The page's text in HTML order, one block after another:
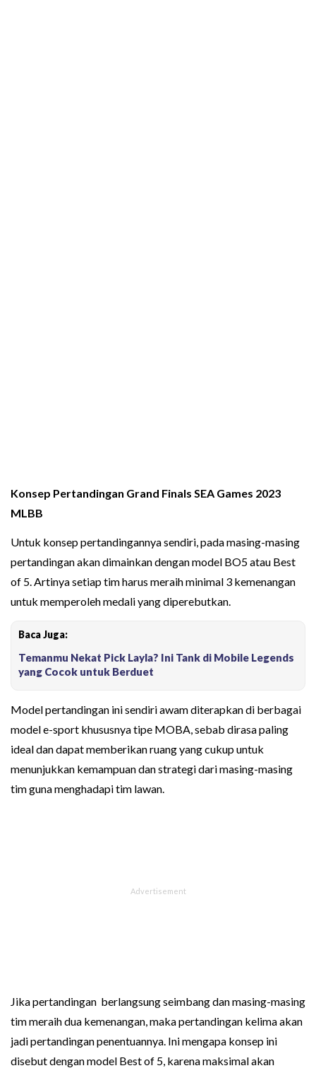
Konsep Pertandingan Grand Finals SEA Games 2023
MLBB
Untuk konsep pertandingannya sendiri, pada masing-masing
pertandingan akan dimainkan dengan model BO5 atau Best
of 5. Artinya setiap tim harus meraih minimal 3 kemenangan
untuk memperoleh medali yang diperebutkan.
Baca Juga:
Temanmu Nekat Pick Layla? Ini Tank di Mobile Legends
yang Cocok untuk Berduet
Model pertandingan ini sendiri awam diterapkan di berbagai
model e-sport khususnya tipe MOBA, sebab dirasa paling
ideal dan dapat memberikan ruang yang cukup untuk
menunjukkan kemampuan dan strategi dari masing-masing
tim guna menghadapi tim lawan.
Jika pertandingan berlangsung seimbang dan masing-masing
tim meraih dua kemenangan, maka pertandingan kelima akan
jadi pertandingan penentuannya. Ini mengapa konsep ini
disebut dengan model Best of 5, karena maksimal akan